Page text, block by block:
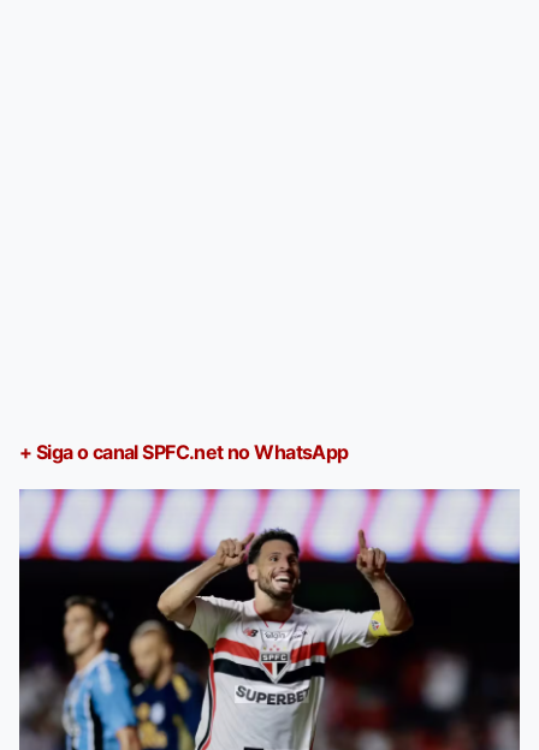
+ Siga o canal SPFC.net no WhatsApp